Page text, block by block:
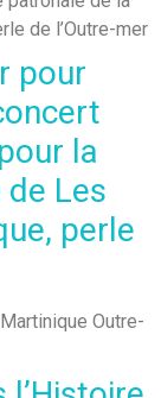
pour
la
Les
perle